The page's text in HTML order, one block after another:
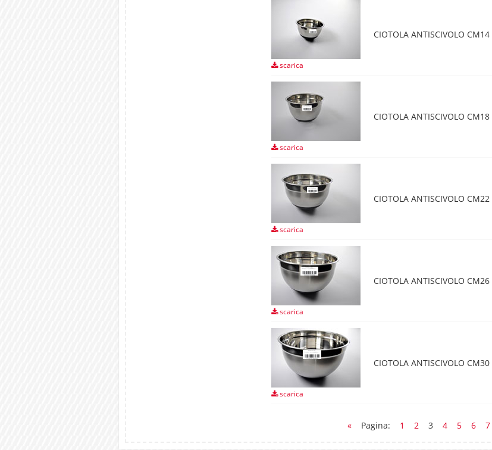
scarica
CIOTOLA ANTISCIVOLO
scarica
CIOTOLA ANTISCIVOLO
scarica
CIOTOLA ANTISCIVOLO
scarica
CIOTOLA ANTISCIVOLO
scarica
CIOTOLA ANTISCIVOLO
« Pagina: 1 2 3 4 5 6 7